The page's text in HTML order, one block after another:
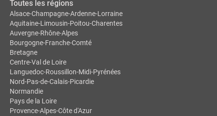
Toutes les régions
Alsace-Champagne-Ardenne-Lorraine
Aquitaine-Limousin-Poitou-Charentes
Auvergne-Rhône-Alpes
Bourgogne-Franche-Comté
Bretagne
Centre-Val de Loire
Languedoc-Roussillon-Midi-Pyrénées
Nord-Pas-de-Calais-Picardie
Normandie
Pays de la Loire
Provence-Alpes-Côte d'Azur